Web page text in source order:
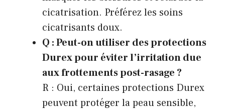
cicatrisation. Préférez les soins
cicatrisants doux.
Q : Peut-on utiliser des protections
Durex pour éviter l’irritation due
aux frottements post-rasage ?
R : Oui, certaines protections Durex
peuvent protéger la peau sensible,